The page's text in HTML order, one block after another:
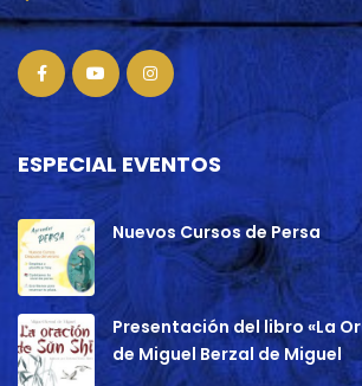
ESPECIAL EVENTOS
Nuevos Cursos de Persa
Presentación del libro «La
de Miguel Berzal de Miguel